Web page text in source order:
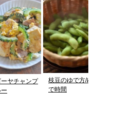
ーヤチャンプ
枝豆のゆで方/ゆ
で時間